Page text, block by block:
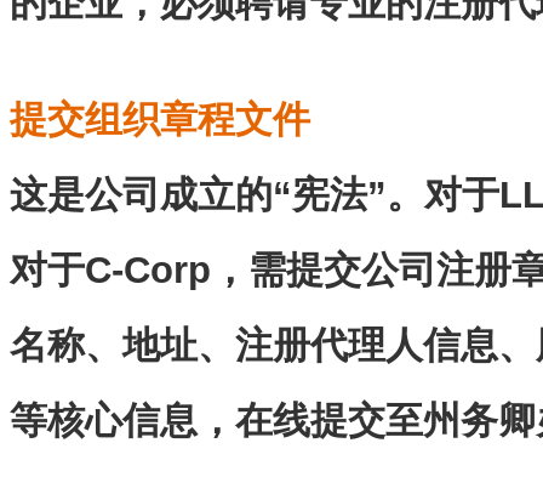
提交组织章程文件
这是公司成立的“宪法”。对于
对于C-Corp，需提交公司注册
名称、地址、注册代理人信息
等核心信息，在线提交至州务